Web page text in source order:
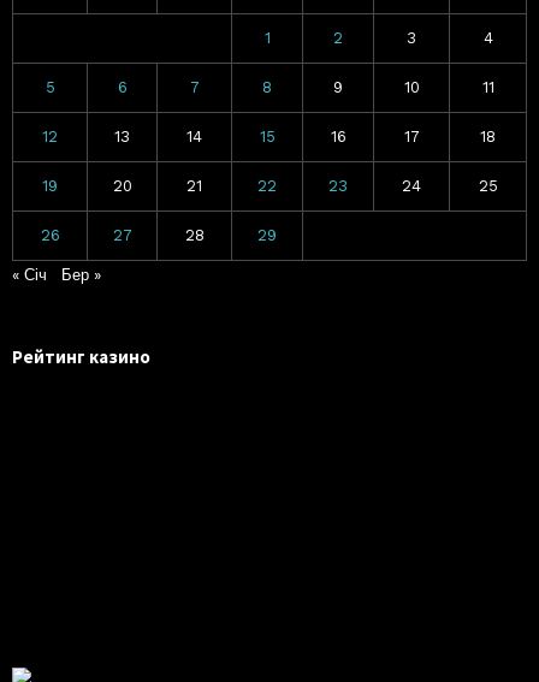
1 2 3 4
5 6 7 8 9 10 11
12 13 14 15 16 17 18
19 20 21 22 23 24 25
26 27 28 29
« Січ Бер »
Рейтинг казино